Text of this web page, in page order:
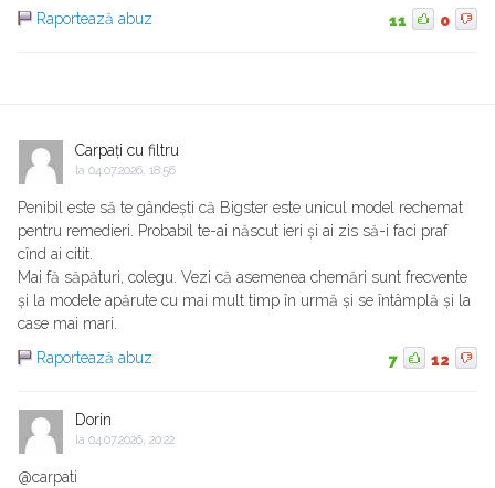
Raportează abuz
11 0
Carpați cu filtru
la 04.07.2026, 18:56
Penibil este să te gândești că Bigster este unicul model rechemat
pentru remedieri. Probabil te-ai născut ieri și ai zis să-i faci praf
cînd ai citit.
Mai fă săpături, colegu. Vezi că asemenea chemări sunt frecvente
și la modele apărute cu mai mult timp în urmă și se întâmplă și la
case mai mari.
Raportează abuz
7 12
Dorin
la 04.07.2026, 20:22
@carpati